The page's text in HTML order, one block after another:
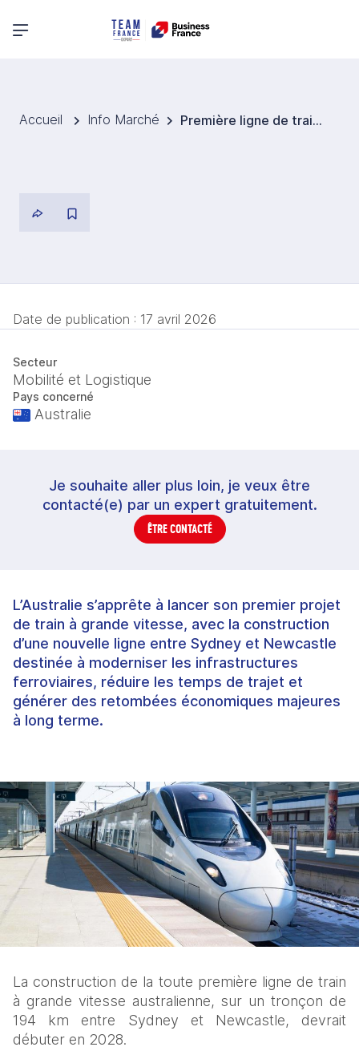
Menu principal
Accueil Info Marché Première ligne de train à grande vitesse en Australie : démarrage des travaux en 2028
Date de publication : 17 avril 2026
Secteur
Mobilité et Logistique
Pays concerné
Australie
Je souhaite aller plus loin, je veux être
contacté(e) par un expert gratuitement.
ÊTRE CONTACTÉ
L’Australie s’apprête à lancer son premier projet
de train à grande vitesse, avec la construction
d’une nouvelle ligne entre Sydney et Newcastle
destinée à moderniser les infrastructures
ferroviaires, réduire les temps de trajet et
générer des retombées économiques majeures
à long terme.
La construction de la toute première ligne de train
à grande vitesse australienne, sur un tronçon de
194 km entre Sydney et Newcastle, devrait
débuter en 2028.